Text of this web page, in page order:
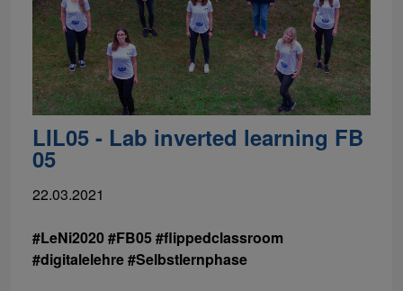
LIL05 - Lab inverted learning FB
05
22.03.2021
#LeNi2020 #FB05 #flippedclassroom
#digitalelehre #Selbstlernphase